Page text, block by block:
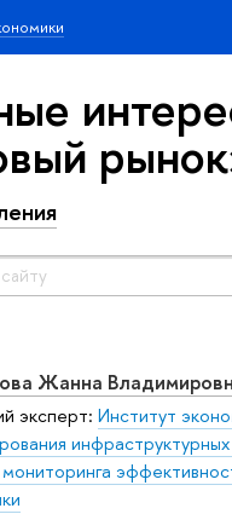
Жанна
эксперт: Институт